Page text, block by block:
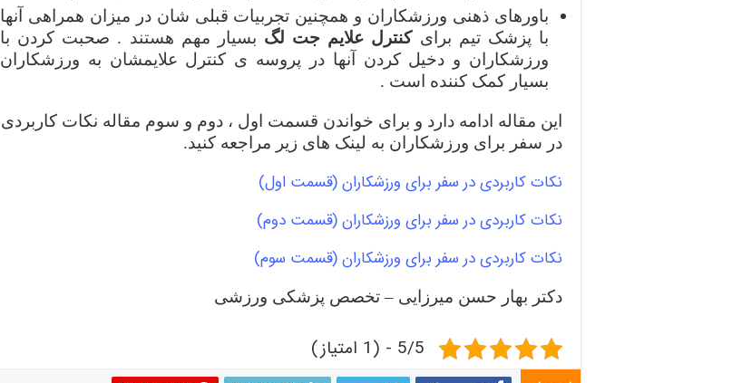
باورهای ذهنی ورزشکاران و همچنین تجربیات قبلی شان در میزان همراهی آنها
با پزشک تیم برایکنترل علایم جت لگ بسیار مهم هستند . صحبت کردن با
ورزشکاران و دخیل کردن آنها در پروسه ی کنترل علایمشان به ورزشکاران
بسیار کمک کننده است .
این مقاله ادامه دارد و برای خواندن قسمت اول ، دوم و سوم مقاله نکات کاربردی
در سفر برای ورزشکاران به لینک های زیر مراجعه کنید.
نکات کاربردی در سفر برای ورزشکاران (قسمت اول)
نکات کاربردی در سفر برای ورزشکاران (قسمت دوم)
نکات کاربردی در سفر برای ورزشکاران (قسمت سوم)
دکتر بهار حسن میرزایی – تخصص پزشکی ورزشی
5/5 - (1 امتیاز)